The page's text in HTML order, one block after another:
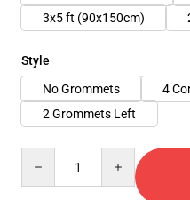
3x5 ft (90x150cm)
Style
No Grommets
4
2 Grommets Left